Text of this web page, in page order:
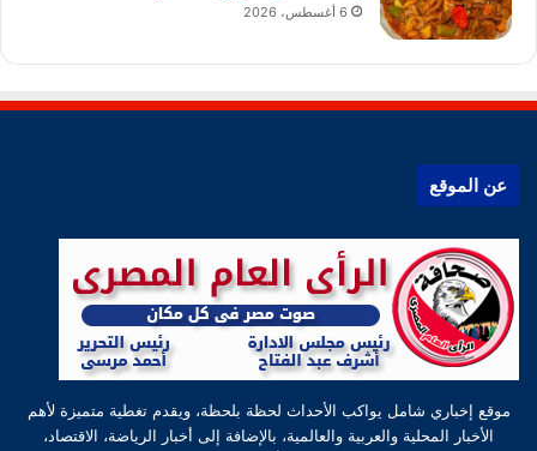
6 أغسطس، 2026
عن الموقع
موقع إخباري شامل يواكب الأحداث لحظة بلحظة، ويقدم تغطية متميزة لأهم
الأخبار المحلية والعربية والعالمية، بالإضافة إلى أخبار الرياضة، الاقتصاد،